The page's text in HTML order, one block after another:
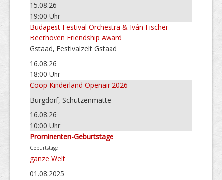
15.08.26
19:00 Uhr
Budapest Festival Orchestra & Iván Fischer -
Beethoven Friendship Award
Gstaad, Festivalzelt Gstaad
16.08.26
18:00 Uhr
Coop Kinderland Openair 2026
Burgdorf, Schützenmatte
16.08.26
10:00 Uhr
Prominenten-Geburtstage
Geburtstage
ganze Welt
01.08.2025